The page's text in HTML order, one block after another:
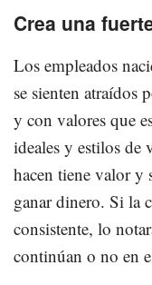
Crea una
Los empleados
se sienten atraídos
y con valores que
ideales y estilos de
hacen tiene valor y
ganar dinero. Si la
consistente, lo
continúan o no en